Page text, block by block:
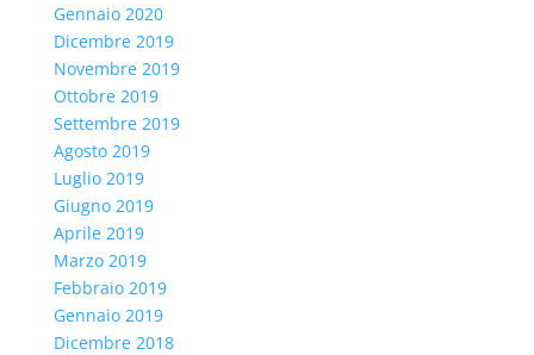
Gennaio 2020
Dicembre 2019
Novembre 2019
Ottobre 2019
Settembre 2019
Agosto 2019
Luglio 2019
Giugno 2019
Aprile 2019
Marzo 2019
Febbraio 2019
Gennaio 2019
Dicembre 2018